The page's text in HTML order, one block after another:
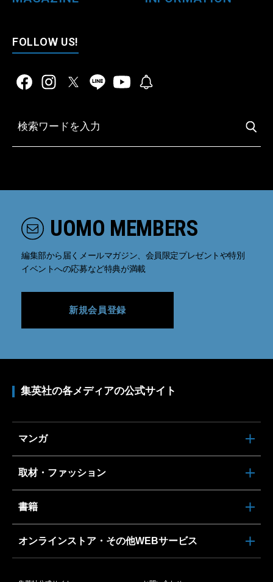
FOLLOW US!
UOMO MEMBERS
編集部から届くメールマガジン、会員限定プレゼントや特別
イベントへの応募など特典が満載
新規会員登録
集英社の各メディアの公式サイト
マンガ
取材・ファッション
書籍
オンラインストア・その他WEBサービス